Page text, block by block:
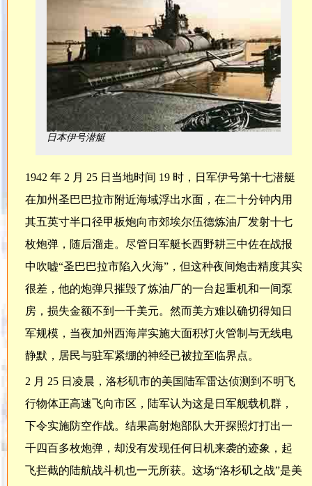
日本伊号潜艇
1942 年 2 月 25 日当地时间 19 时，日军伊号第十七潜艇
在加州圣巴巴拉市附近海域浮出水面，在二十分钟内用
其五英寸半口径甲板炮向市郊埃尔伍德炼油厂发射十七
枚炮弹，随后溜走。尽管日军艇长西野耕三中佐在战报
中吹嘘“圣巴巴拉市陷入火海”，但这种夜间炮击精度其实
很差，他的炮弹只摧毁了炼油厂的一台起重机和一间泵
房，损失金额不到一千美元。然而美方难以确切得知日
军规模，当夜加州西海岸实施大面积灯火管制与无线电
静默，居民与驻军紧绷的神经已被拉至临界点。
2 月 25 日凌晨，洛杉矶市的美国陆军雷达侦测到不明飞
行物体正高速飞向市区，陆军认为这是日军舰载机群，
下令实施防空作战。结果高射炮部队大开探照灯打出一
千四百多枚炮弹，却没有发现任何日机来袭的迹象，起
飞拦截的陆航战斗机也一无所获。这场“洛杉矶之战”是美